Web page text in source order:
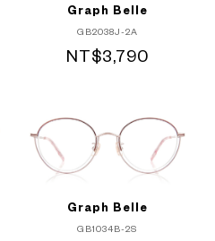
Graph Belle
GB2038J-2A
NT$3,790
Graph Belle
GB1034B-2S